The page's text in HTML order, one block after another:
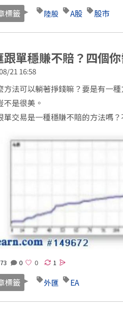
標籤 陸股 A股 股市
跟單穩賺不賠？四個
21 16:58
方法可以躺著掙錢嘛？要是有一
不是很美。
單交易是一種穩賺不賠的方法嗎
0 1
標籤 外匯 EA